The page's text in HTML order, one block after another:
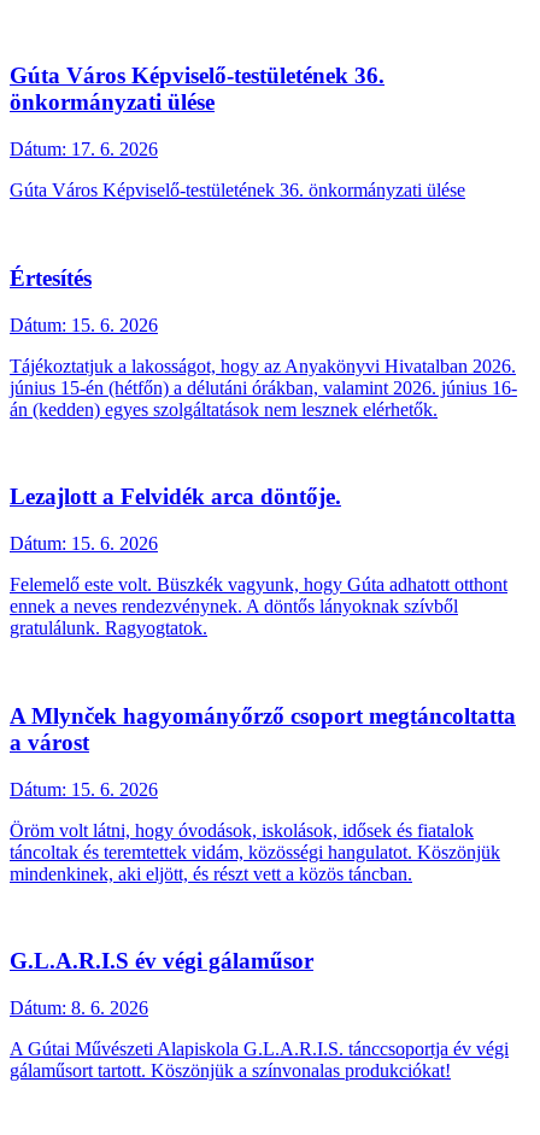
Gúta Város Képviselő-testületének 36.
önkormányzati ülése
Dátum: 17. 6. 2026
Gúta Város Képviselő-testületének 36. önkormányzati ülése
Értesítés
Dátum: 15. 6. 2026
Tájékoztatjuk a lakosságot, hogy az Anyakönyvi Hivatalban 2026.
június 15-én (hétfőn) a délutáni órákban, valamint 2026. június 16-
án (kedden) egyes szolgáltatások nem lesznek elérhetők.
Lezajlott a Felvidék arca döntője.
Dátum: 15. 6. 2026
Felemelő este volt. Büszkék vagyunk, hogy Gúta adhatott otthont
ennek a neves rendezvénynek. A döntős lányoknak szívből
gratulálunk. Ragyogtatok.
A Mlynček hagyományőrző csoport megtáncoltatta
a várost
Dátum: 15. 6. 2026
Öröm volt látni, hogy óvodások, iskolások, idősek és fiatalok
táncoltak és teremtettek vidám, közösségi hangulatot. Köszönjük
mindenkinek, aki eljött, és részt vett a közös táncban.
G.L.A.R.I.S év végi gálaműsor
Dátum: 8. 6. 2026
A Gútai Művészeti Alapiskola G.L.A.R.I.S. tánccsoportja év végi
gálaműsort tartott. Köszönjük a színvonalas produkciókat!